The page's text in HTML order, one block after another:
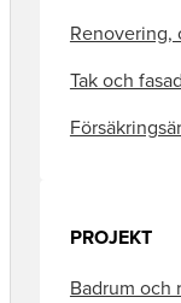
Renovering,
Tak och fasad
PROJEKT
Badrum och